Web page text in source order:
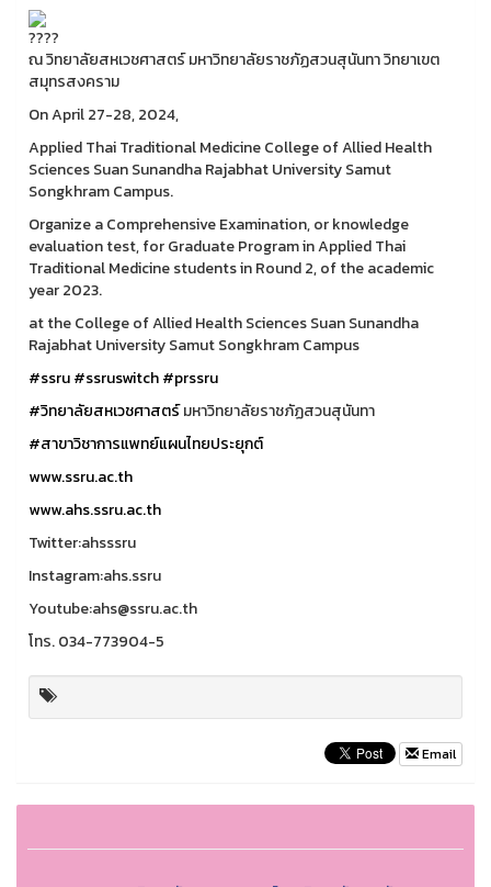
ณ วิทยาลัยสหเวชศาสตร์ มหาวิทยาลัยราชภัฏสวนสุนันทา วิทยาเขต
สมุทรสงคราม
On April 27-28, 2024,
Applied Thai Traditional Medicine College of Allied Health
Sciences Suan Sunandha Rajabhat University Samut
Songkhram Campus.
Organize a Comprehensive Examination, or knowledge
evaluation test, for Graduate Program in Applied Thai
Traditional Medicine students in Round 2, of the academic
year 2023.
at the College of Allied Health Sciences Suan Sunandha
Rajabhat University Samut Songkhram Campus
#ssru#ssruswitch#prssru
#วิทยาลัยสหเวชศาสตร์มหาวิทยาลัยราชภัฏสวนสุนันทา
#สาขาวิชาการแพทย์แผนไทยประยุกต์
www.ssru.ac.th
www.ahs.ssru.ac.th
Twitter:ahsssru
Instagram:ahs.ssru
Youtube:ahs@ssru.ac.th
โทร. 034-773904-5
Email